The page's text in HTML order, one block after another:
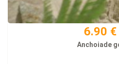
6.90
Anchoiade